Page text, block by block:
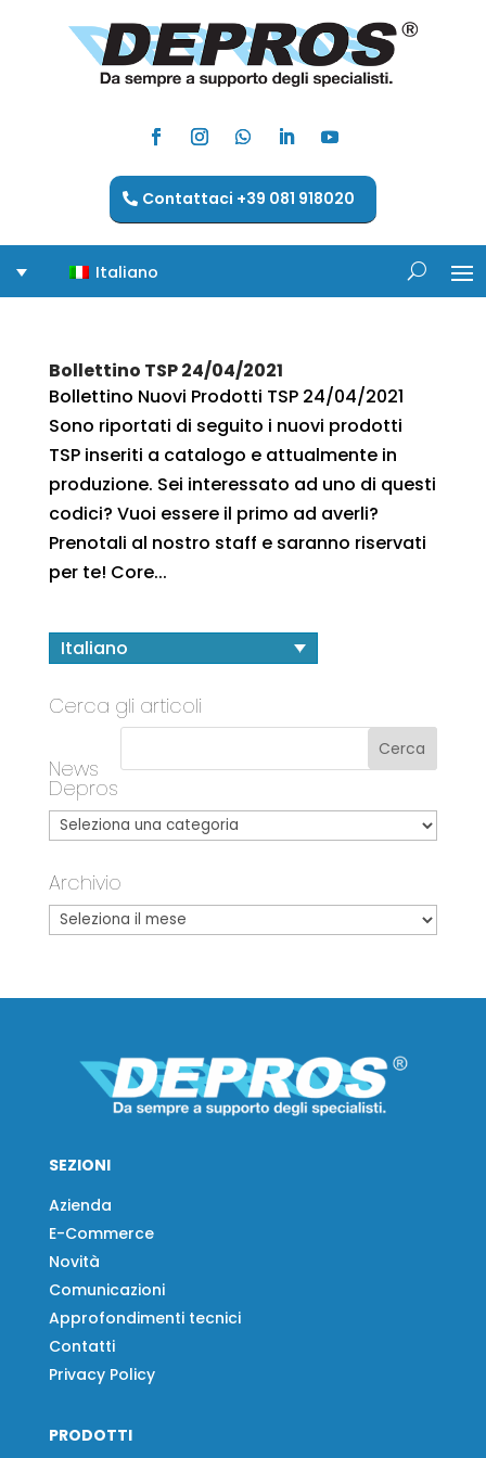
Contattaci +39 081 918020
Italiano
Bollettino TSP 24/04/2021
Bollettino Nuovi Prodotti TSP 24/04/2021
Sono riportati di seguito i nuovi prodotti
TSP inseriti a catalogo e attualmente in
produzione. Sei interessato ad uno di questi
codici? Vuoi essere il primo ad averli?
Prenotali al nostro staff e saranno riservati
per te! Core...
Italiano
Cerca gli articoli
News
Depros
Archivio
SEZIONI
Azienda
E-Commerce
Novità
Comunicazioni
Approfondimenti tecnici
Contatti
Privacy Policy
PRODOTTI